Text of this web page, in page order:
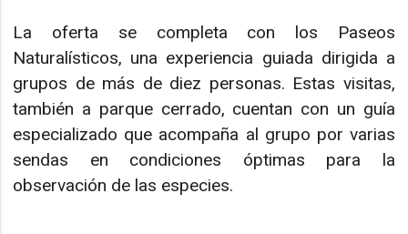
La oferta se completa con los Paseos
Naturalísticos, una experiencia guiada dirigida a
grupos de más de diez personas. Estas visitas,
también a parque cerrado, cuentan con un guía
especializado que acompaña al grupo por varias
sendas en condiciones óptimas para la
observación de las especies.